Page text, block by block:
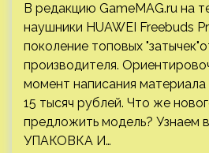
В редакцию GameMAG.ru на
наушники HUAWEI Freebuds
поколение топовых
производителя.
момент написания
15 тысяч рублей. Что же
предложить модель? Узнаем
УПАКОВКА И…